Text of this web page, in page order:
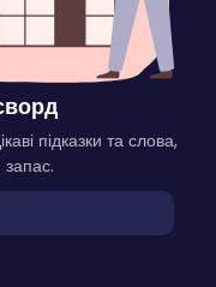
підказки та слова,